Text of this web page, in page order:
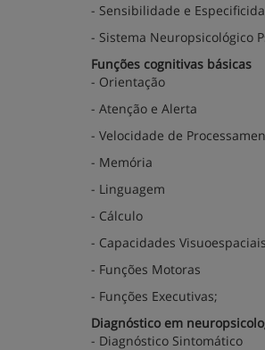
- Sensibilidade e
- Sistema Neuropsicológico
Funções cognitivas básicas
- Orientação
- Atenção e Alerta
- Velocidade de
- Memória
- Linguagem
- Cálculo
- Capacidades
- Funções Motoras
- Funções Executivas;
Diagnóstico em
- Diagnóstico Sintomático